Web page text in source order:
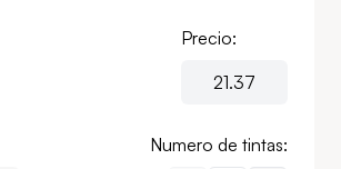
Precio:
Numero de tintas: